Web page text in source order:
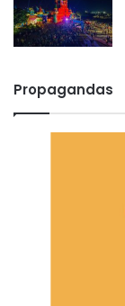
Propagandas